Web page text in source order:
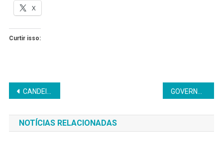
X
Curtir isso:
Navegação
de
Post
CANDEIAS ESTÁ IMPLANTANDO CHIP EM MULHERES PARA EVITAR GRAVIDEZ
NOTÍCIAS RELACIONADAS